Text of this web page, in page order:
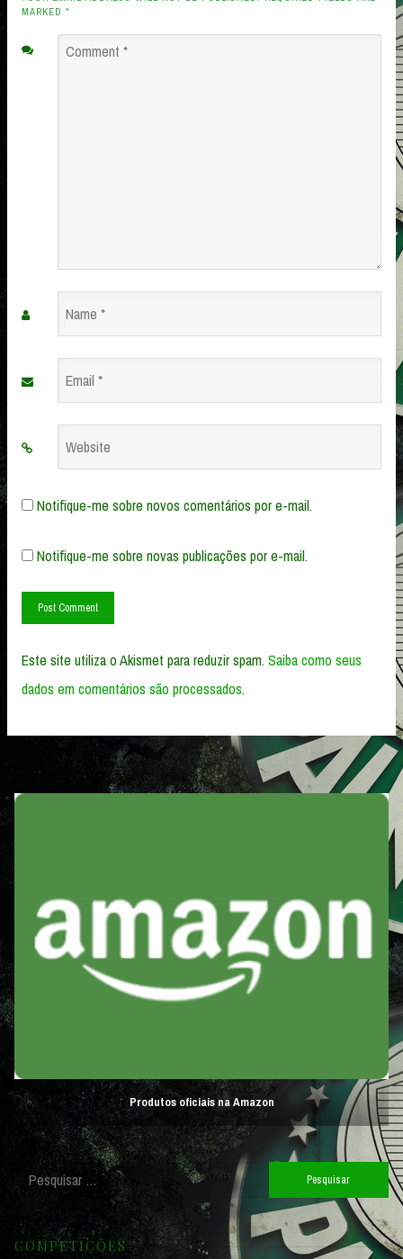
MARKED *
Comment
Name
Email
Website
Notifique-me sobre novos comentários por e-mail.
Notifique-me sobre novas publicações por e-mail.
Este site utiliza o Akismet para reduzir spam.Saiba como seus
dados em comentários são processados.
Produtos oficiais na Amazon
Pesquisar
por:
COMPETIÇÕES